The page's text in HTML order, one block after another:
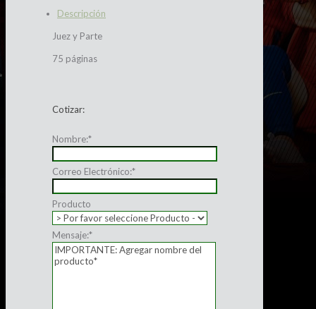
Descripción
Juez y Parte
75 páginas
Cotizar:
Nombre:*
Correo Electrónico:*
Producto
Mensaje:*